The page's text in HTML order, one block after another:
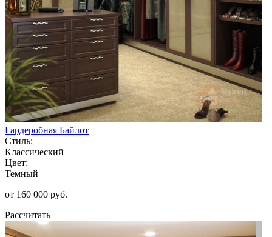
Гардеробная Байлот
Стиль:
Классический
Цвет:
Темный
от 160 000 руб.
Рассчитать